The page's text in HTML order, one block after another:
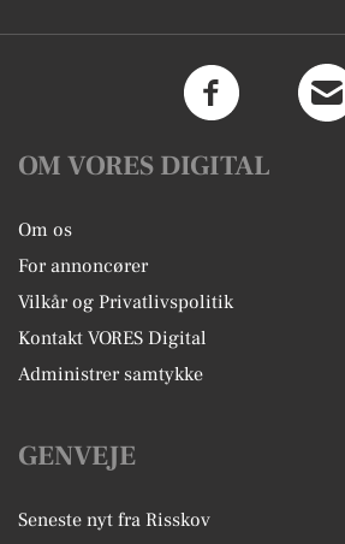
OM VORES DIGITAL
Om os
For annoncører
Vilkår og Privatlivspolitik
Kontakt VORES Digital
Administrer samtykke
GENVEJE
Seneste nyt fra Risskov